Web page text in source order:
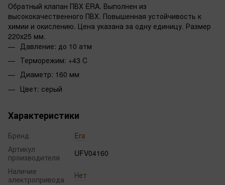
Обратный клапан ПВХ ERA. Выполнен из
высококачественного ПВХ. Повышенная устойчивость к
химии и окислению. Цена указана за одну единицу. Размер
220х25 мм.
Давление: до 10 атм
Терморежим: +43 C
Диаметр: 160 мм
Цвет: серый
Характеристики
Бренд
Era
Артикул
производителя
UFV04160
Наличие
электропривода
Нет